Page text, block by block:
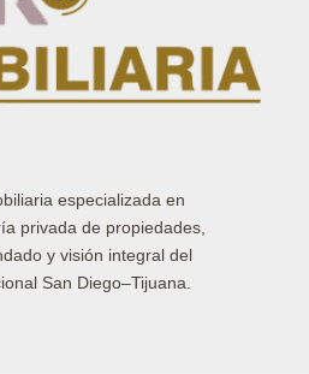
especializada en
privada de propiedades,
y visión integral del
San Diego–Tijuana.